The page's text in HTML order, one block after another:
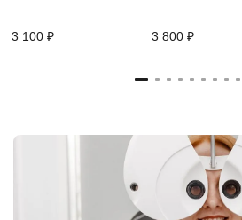
3 100 ₽ 3 800 ₽